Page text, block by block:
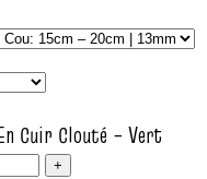
Cuir Clouté – Vert